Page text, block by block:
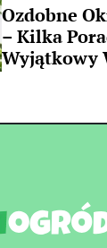
IN
Ozdobne
– Kilka
Wyjątkowy